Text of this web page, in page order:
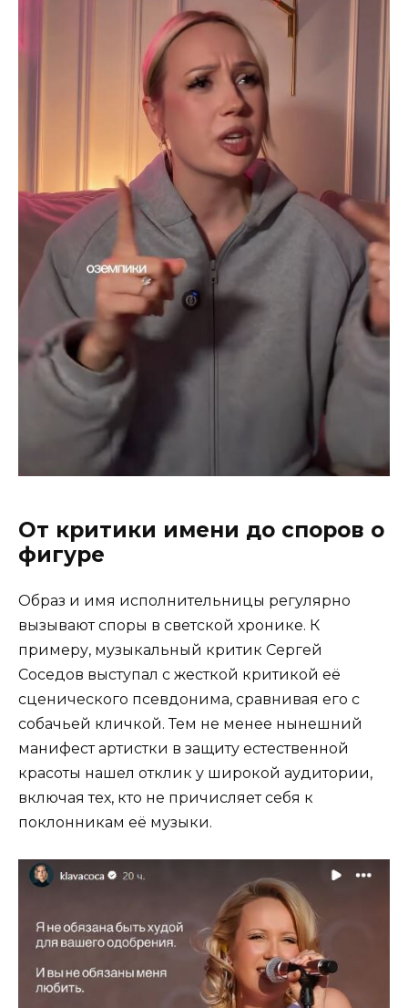
От критики имени до споров о
фигуре
Образ и имя исполнительницы регулярно
вызывают споры в светской хронике. К
примеру, музыкальный критик Сергей
Соседов выступал с жесткой критикой её
сценического псевдонима, сравнивая его с
собачьей кличкой. Тем не менее нынешний
манифест артистки в защиту естественной
красоты нашел отклик у широкой аудитории,
включая тех, кто не причисляет себя к
поклонникам её музыки.